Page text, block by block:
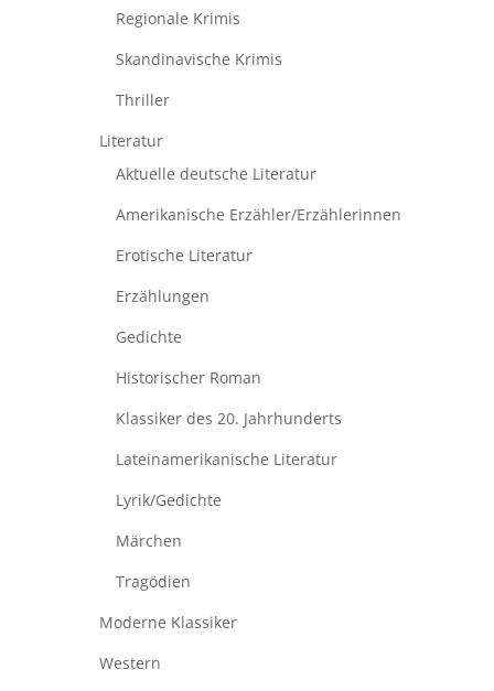
Regionale Krimis
Skandinavische Krimis
Thriller
Literatur
Aktuelle deutsche Literatur
Amerikanische Erzähler/Erzählerinnen
Erotische Literatur
Erzählungen
Gedichte
Historischer Roman
Klassiker des 20. Jahrhunderts
Lateinamerikanische Literatur
Lyrik/Gedichte
Märchen
Tragödien
Moderne Klassiker
Western